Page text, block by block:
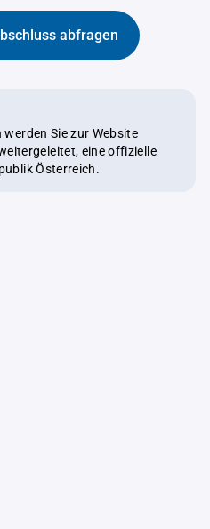
abfragen
Sie zur Website
Österreich.